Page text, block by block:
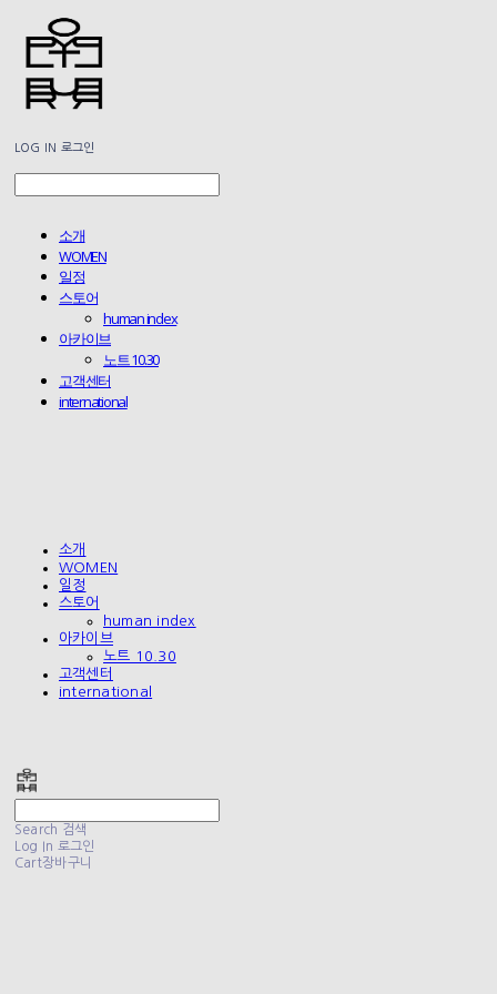
LOG IN 로그인
소개
WOMEN
일정
스토어
human index
아카이브
노트 10.30
고객센터
international
소개
WOMEN
일정
스토어
human index
아카이브
노트 10.30
고객센터
international
Search 검색
Log In 로그인
Cart장바구니